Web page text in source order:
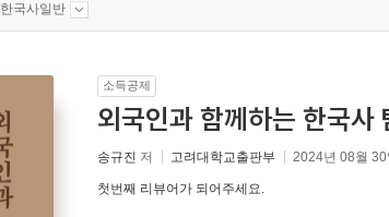
한국사일반
소득공제
외국인과 함께하는 한국사
송규진 저 고려대학교출판부 2024년 08월 30
첫번째 리뷰어가 되어주세요.